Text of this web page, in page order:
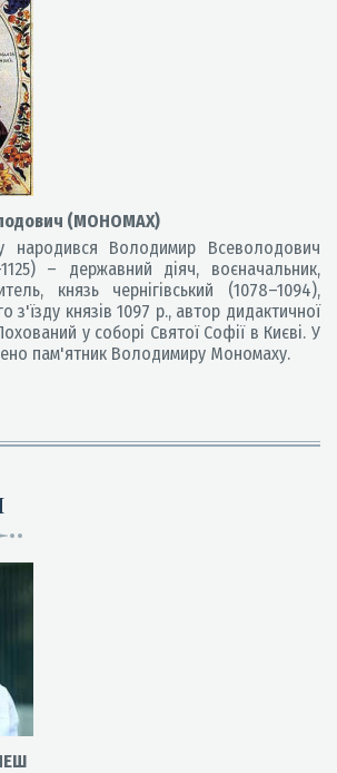
(МОНОМАХ)
Володимир Всеволодович
– державний діяч, воєначальник,
князь чернігівський (1078–1094),
з'їзду князів 1097 р., автор дидактичної
у соборі Святої Софії в Києві. У
пам'ятник Володимиру Мономаху.